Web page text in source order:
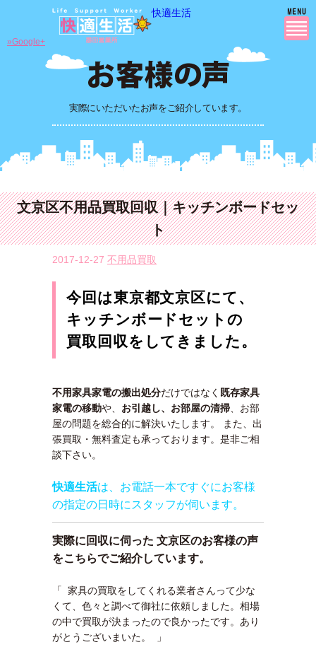
快適生活
実際にいただいたお声をご紹介しています。
»Google+
文京区不用品買取回収｜キッチンボードセッ
ト
2017-12-27 不用品買取
今回は東京都文京区にて、
キッチンボードセットの
買取回収をしてきました。
不用家具家電の搬出処分だけではなく 既存家具
家電の移動や、 お引越し、お部屋の清掃 、お部
屋の問題を総合的に解決いたします。 また、 出
張買取・無料査定も承っております。是非ご相
談下さい。
快適生活は、お電話一本ですぐにお客様
の指定の日時にスタッフが伺います。
実際に回収に伺った 文京区のお客様の声
をこちらでご紹介しています。
「 家具の買取をしてくれる業者さんって少な
くて、色々と調べて御社に依頼しました。相場
の中で買取が決まったので良かったです。あり
がとうございまいた。 」